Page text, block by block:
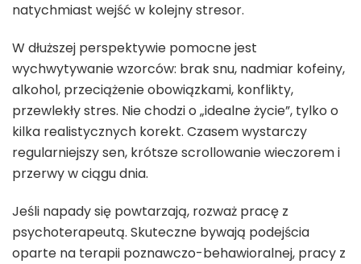
natychmiast wejść w kolejny stresor.
W dłuższej perspektywie pomocne jest
wychwytywanie wzorców: brak snu, nadmiar kofeiny,
alkohol, przeciążenie obowiązkami, konflikty,
przewlekły stres. Nie chodzi o „idealne życie”, tylko o
kilka realistycznych korekt. Czasem wystarczy
regularniejszy sen, krótsze scrollowanie wieczorem i
przerwy w ciągu dnia.
Jeśli napady się powtarzają, rozważ pracę z
psychoterapeutą. Skuteczne bywają podejścia
oparte na terapii poznawczo-behawioralnej, pracy z